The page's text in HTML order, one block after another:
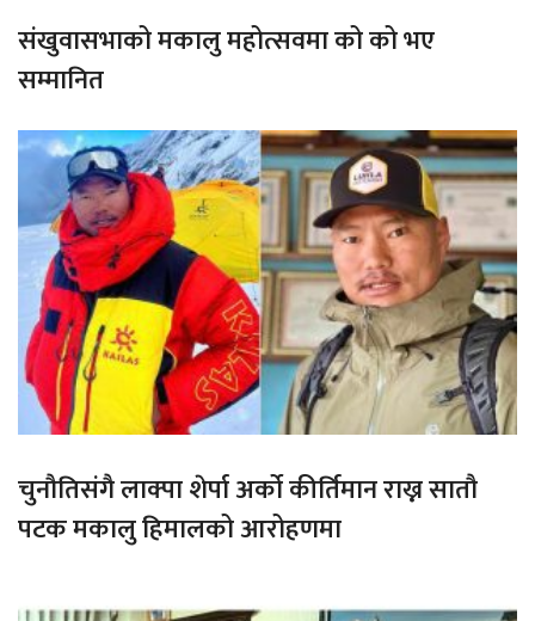
संखुवासभाको मकालु महोत्सवमा को को भए
सम्मानित
चुनौतिसंगै लाक्पा शेर्पा अर्को कीर्तिमान राख्न सातौ
पटक मकालु हिमालको आरोहणमा